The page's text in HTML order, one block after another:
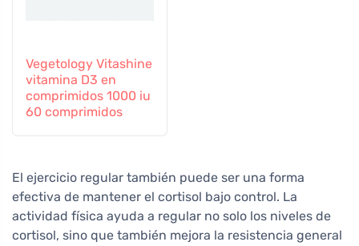
Vegetology Vitashine
vitamina D3 en
comprimidos 1000 iu
60 comprimidos
El ejercicio regular también puede ser una forma
efectiva de mantener el cortisol bajo control. La
actividad física ayuda a regular no solo los niveles de
cortisol, sino que también mejora la resistencia general